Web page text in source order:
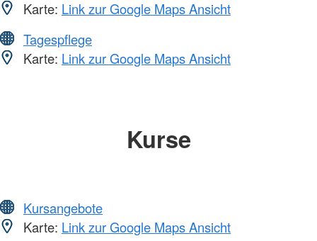
Karte: Link zur Google Maps Ansicht
Tagespflege
Karte: Link zur Google Maps Ansicht
Kurse
Kursangebote
Karte: Link zur Google Maps Ansicht